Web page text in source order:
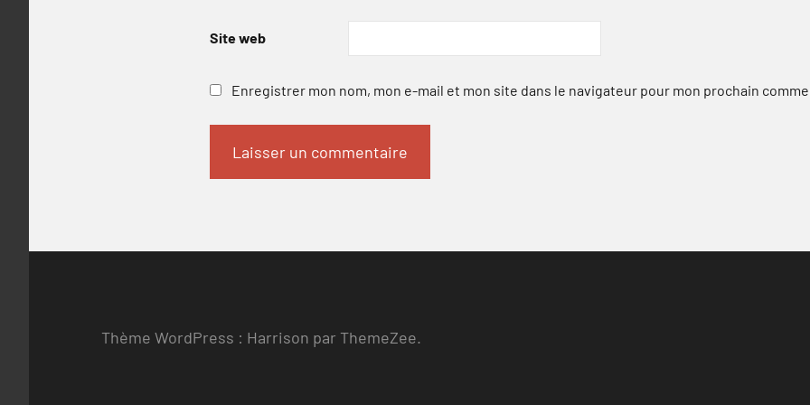
Site web
Enregistrer mon nom, mon e-mail et mon site dans le navigateur pour mon prochain
Thème WordPress : Harrison par ThemeZee.